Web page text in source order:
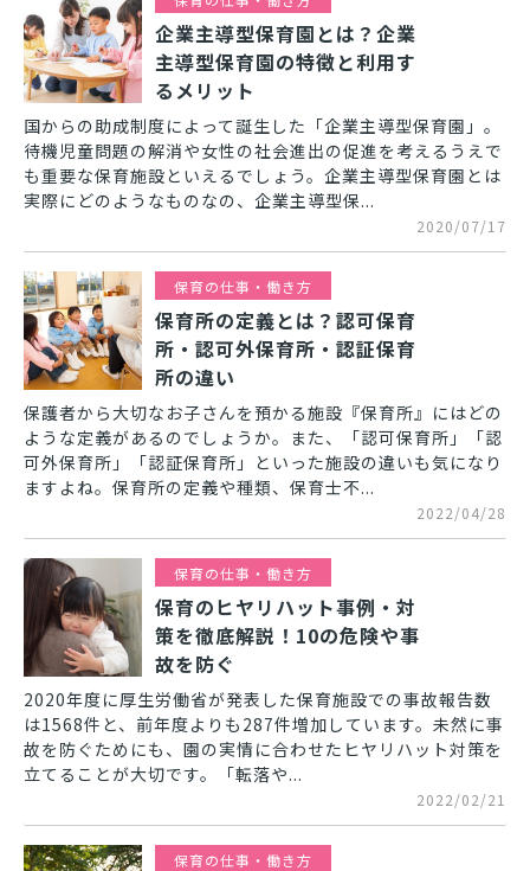
企業主導型保育園とは？企業
主導型保育園の特徴と利用す
るメリット
国からの助成制度によって誕生した「企業主導型保育園」。
待機児童問題の解消や女性の社会進出の促進を考えるうえで
も重要な保育施設といえるでしょう。企業主導型保育園とは
実際にどのようなものなの、企業主導型保...
2020/07/17
保育の仕事・働き方
保育所の定義とは？認可保育
所・認可外保育所・認証保育
所の違い
保護者から大切なお子さんを預かる施設『保育所』にはどの
ような定義があるのでしょうか。また、「認可保育所」「認
可外保育所」「認証保育所」といった施設の違いも気になり
ますよね。保育所の定義や種類、保育士不...
2022/04/28
保育の仕事・働き方
保育のヒヤリハット事例・対
策を徹底解説！10の危険や事
故を防ぐ
2020年度に厚生労働省が発表した保育施設での事故報告数
は1568件と、前年度よりも287件増加しています。未然に事
故を防ぐためにも、園の実情に合わせたヒヤリハット対策を
立てることが大切です。「転落や...
2022/02/21
保育の仕事・働き方